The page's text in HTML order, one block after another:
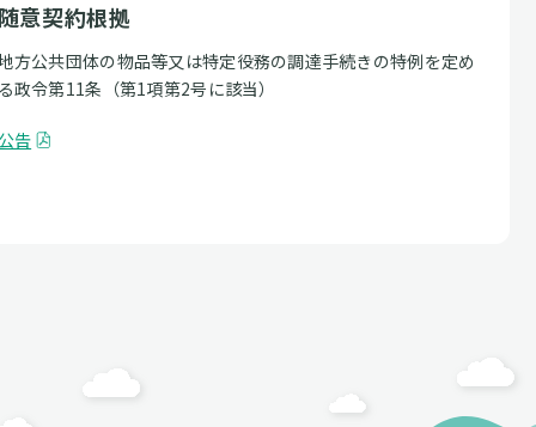
意契約根拠
方公共団体の物品等又は特定役務の調達手続きの特例を定め
政令第11条（第1項第2号に該当）
告